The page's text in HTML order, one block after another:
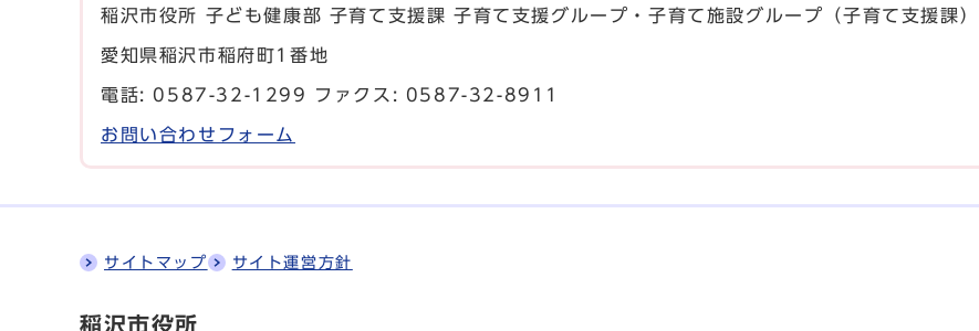
稲沢市役所 子ども健康部 子育て支援課 子育て支援グループ・子育て施設グループ（子育て支援課）
愛知県稲沢市稲府町1番地
電話: 0587-32-1299 ファクス: 0587-32-8911
お問い合わせフォーム
サイトマップ サイト運営方針
稲沢市役所